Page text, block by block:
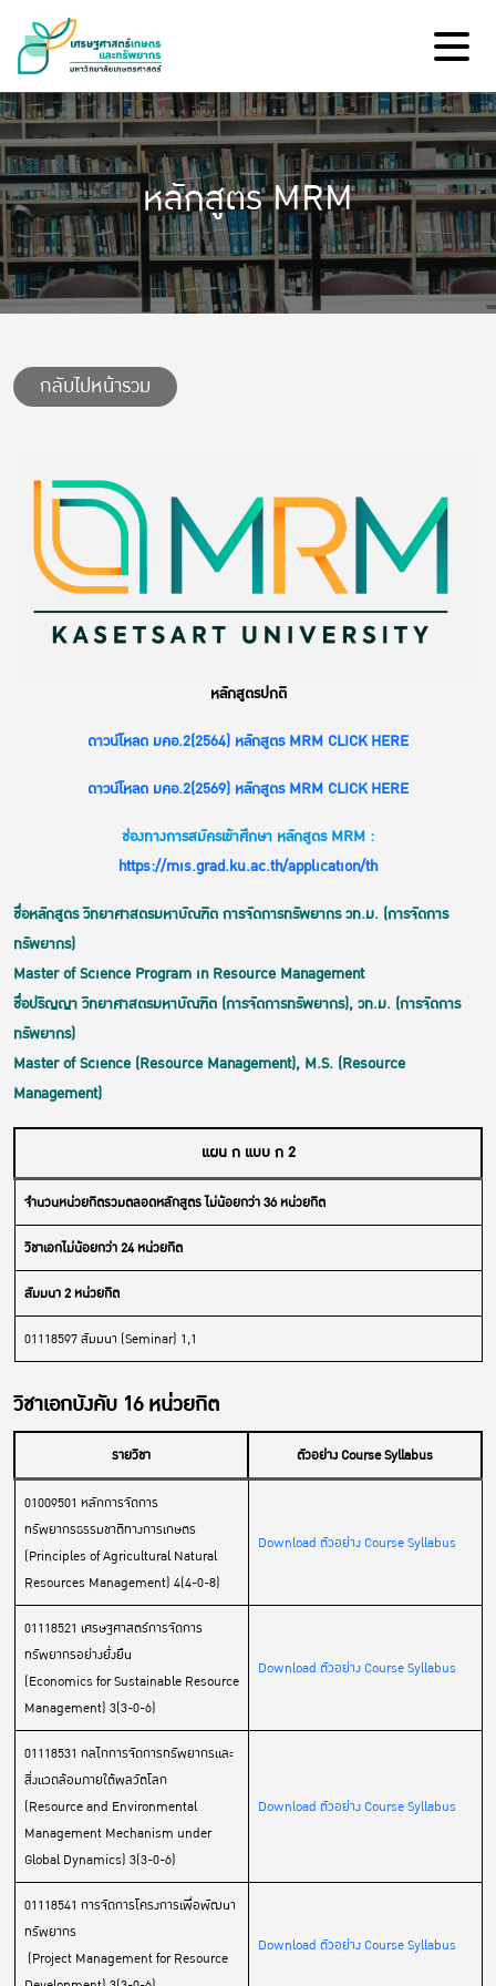
หลักสูตร MRM
กลับไปหน้ารวม
หลักสูตรปกติ
ดาวน์โหลด มคอ.2(2564) หลักสูตร MRM CLICK HERE
ดาวน์โหลด มคอ.2(2569) หลักสูตร MRM CLICK HERE
ช่องทางการสมัครเข้าศึกษา หลักสูตร MRM :
https://mis.grad.ku.ac.th/application/th
ชื่อหลักสูตร วิทยาศาสตรมหาบัณฑิต การจัดการทรัพยากร วท.ม. (การจัดการ
ทรัพยากร)
Master of Science Program in Resource Management
ชื่อปริญญา วิทยาศาสตรมหาบัณฑิต (การจัดการทรัพยากร), วท.ม. (การจัดการ
ทรัพยากร)
Master of Science (Resource Management), M.S. (Resource
Management)
แผน ก แบบ ก 2
จำนวนหน่วยกิตรวมตลอดหลักสูตร ไม่น้อยกว่า 36 หน่วยกิต
วิชาเอกไม่น้อยกว่า 24 หน่วยกิต
สัมมนา 2 หน่วยกิต
01118597 สัมมนา (Seminar) 1,1
วิชาเอกบังคับ 16 หน่วยกิต
รายวิชา ตัวอย่าง Course Syllabus
01009501 หลักการจัดการ
ทรัพยากรธรรมชาติทางการเกษตร
(Principles of Agricultural Natural
Resources Management) 4(4-0-8)
Download ตัวอย่าง Course Syllabus
01118521 เศรษฐศาสตร์การจัดการ
ทรัพยากรอย่างยั่งยืน
(Economics for Sustainable Resource
Management) 3(3-0-6)
Download ตัวอย่าง Course Syllabus
01118531 กลไกการจัดการทรัพยากรและ
สิ่งแวดล้อมภายใต้พลวัตโลก
(Resource and Environmental
Management Mechanism under
Global Dynamics) 3(3-0-6)
Download ตัวอย่าง Course Syllabus
01118541 การจัดการโครงการเพื่อพัฒนา
ทรัพยากร
(Project Management for Resource
Download ตัวอย่าง Course Syllabus